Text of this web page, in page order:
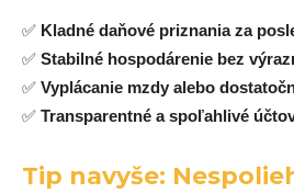
✅ Kladné daňové priznania za
✅ Stabilné hospodárenie bez
✅ Vyplácanie mzdy alebo
✅ Transparentné a spoľahlivé
Tip navyše: